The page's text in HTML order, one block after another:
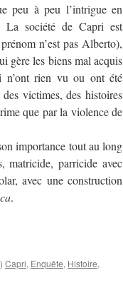
peu à peu l’intrigue en
La société de Capri est
n’est pas Alberto),
gère les biens mal acquis
n’ont rien vu ou ont été
victimes, des histoires
que par la violence de
importance tout au long
matricide, parricide avec
avec une construction
.
Capri, Enquête, Histoire,